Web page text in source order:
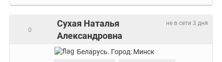
не в сети 3 дня
Сухая Наталья
Александровна
0
Беларусь. Город: Минск